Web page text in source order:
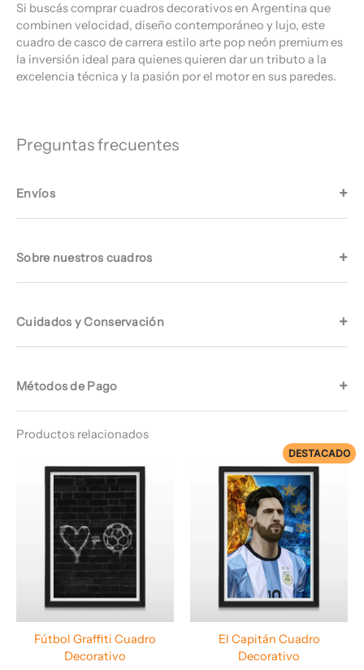
Si buscás comprar cuadros decorativos en Argentina que
combinen velocidad, diseño contemporáneo y lujo, este
cuadro de casco de carrera estilo arte pop neón premium es
la inversión ideal para quienes quieren dar un tributo a la
excelencia técnica y la pasión por el motor en sus paredes.
Preguntas frecuentes
Envíos
Sobre nuestros cuadros
Cuidados y Conservación
Métodos de Pago
Productos relacionados
Fútbol Graffiti Cuadro
Decorativo
de
DESTACADO
El Capitán Cuadro
Decorativo
Rango
de